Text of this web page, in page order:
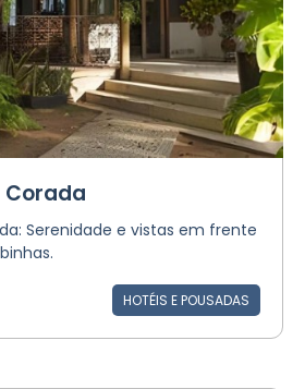
Corada
Serenidade e vistas em frente
HOTÉIS E POUSADAS